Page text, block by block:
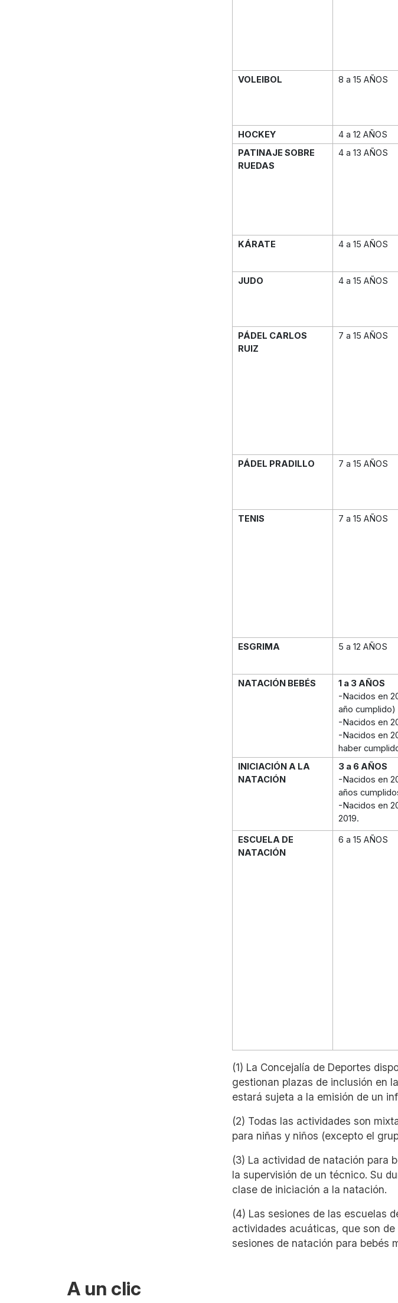
VOLEIBOL
8 a 15 AÑOS
HOCKEY
4 a 12 AÑOS
PATINAJE SOBRE
RUEDAS
4 a 13 AÑOS
KÁRATE
4 a 15 AÑOS
JUDO
4 a 15 AÑOS
PÁDEL CARLOS
RUIZ
7 a 15 AÑOS
PÁDEL PRADILLO
7 a 15 AÑOS
TENIS
7 a 15 AÑOS
ESGRIMA
5 a 12 AÑOS
NATACIÓN BEBÉS
1 a 3 AÑOS
-Nacidos en
año cumplido)
-Nacidos en
-Nacidos en
haber
INICIACIÓN A LA
NATACIÓN
3 a 6 AÑOS
-Nacidos en
años
-Nacidos en
2019.
ESCUELA DE
NATACIÓN
6 a 15 AÑOS
(1) La Concejalía de Deportes
gestionan plazas de inclusión en
estará sujeta a la emisión de un
(2) Todas las actividades son
para niñas y niños (excepto el
(3) La actividad de natación para
la supervisión de un técnico. Su
clase de iniciación a la natación.
(4) Las sesiones de las escuelas
actividades acuáticas, que son
sesiones de natación para bebés
A un clic